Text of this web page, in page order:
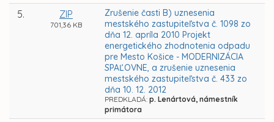
5. ZIP
701,36 KB
Zrušenie časti B) uznesenia
mestského zastupiteľstva č. 1098 zo
dňa 12. apríla 2010 Projekt
energetického zhodnotenia odpadu
pre Mesto Košice - MODERNIZÁCIA
SPAĽOVNE, a zrušenie uznesenia
mestského zastupiteľstva č. 433 zo
dňa 10. 12. 2012
PREDKLADÁ: p. Lenártová, námestník
primátora